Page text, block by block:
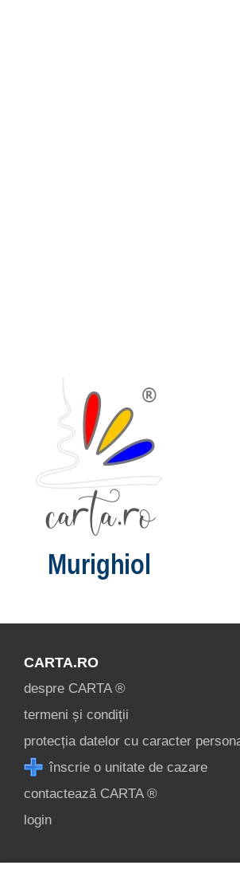
Murighiol
CARTA.RO
despre CARTA ®
termeni și condiții
protecția datelor cu caracter
înscrie o unitate de cazare
contactează CARTA ®
login